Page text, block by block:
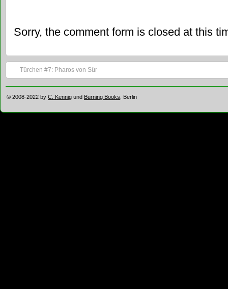
Sorry, the comment form is closed at this
Türchen #7: Pharos von Sür
© 2008-2022 by C. Kennig und Burning Books , Berlin